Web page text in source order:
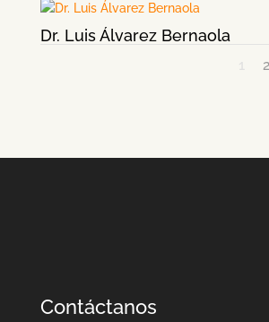
Dr. Luis Álvarez Bernaola
1 2
Contáctanos